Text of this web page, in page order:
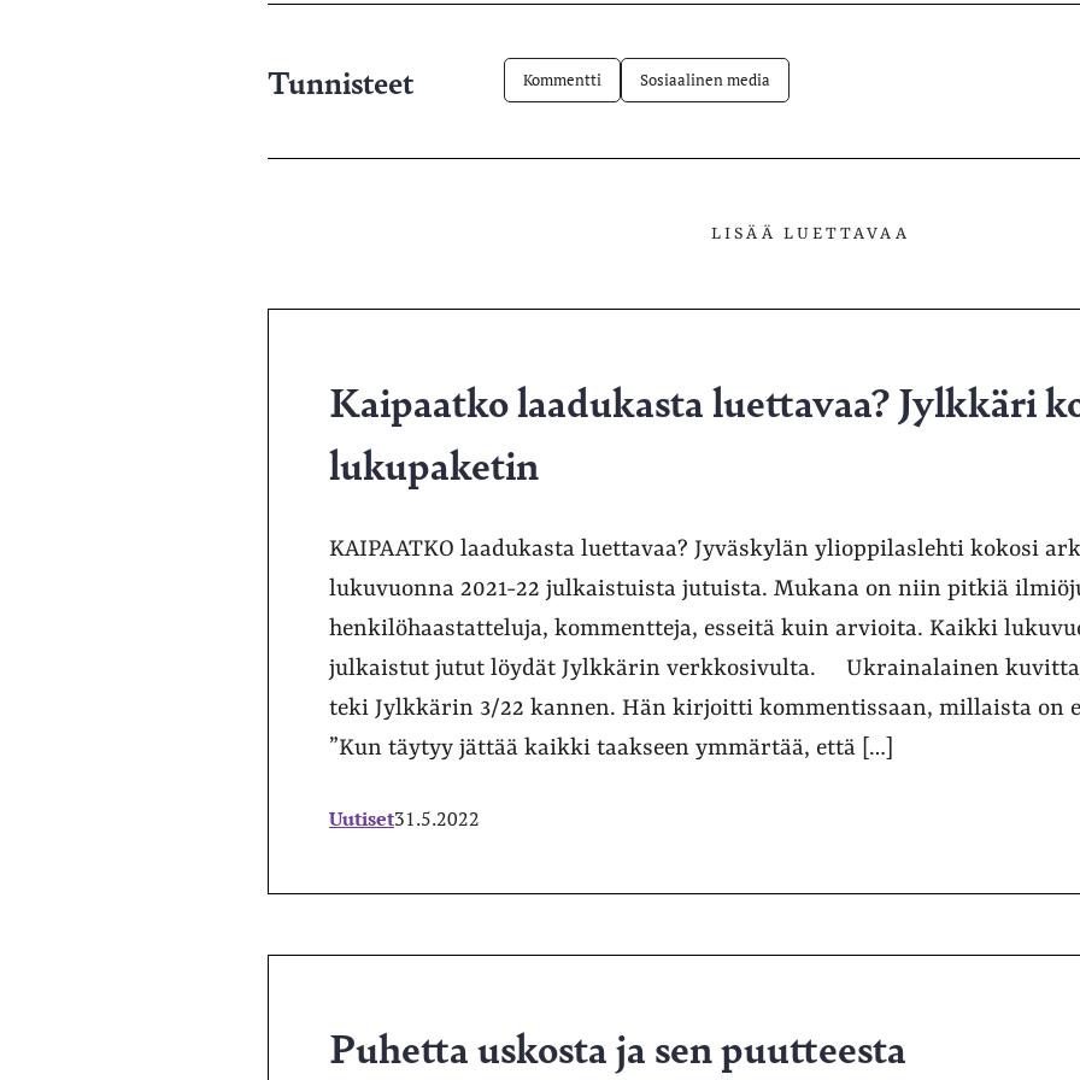
Tunnisteet Kommentti Sosiaalinen media
LISÄÄ LUETTAVAA
Kaipaatko laadukasta luettavaa? Jylkkäri
lukupaketin
KAIPAATKO laadukasta luettavaa? Jyväskylän ylioppilaslehti kokosi
lukuvuonna 2021-22 julkaistuista jutuista. Mukana on niin pitkiä
henkilöhaastatteluja, kommentteja, esseitä kuin arvioita. Kaikki
julkaistut jutut löydät Jylkkärin verkkosivulta. Ukrainalainen
teki Jylkkärin 3/22 kannen. Hän kirjoitti kommentissaan, millaista on
”Kun täytyy jättää kaikki taakseen ymmärtää, että […]
Uutiset31.5.2022
Puhetta uskosta ja sen puutteesta